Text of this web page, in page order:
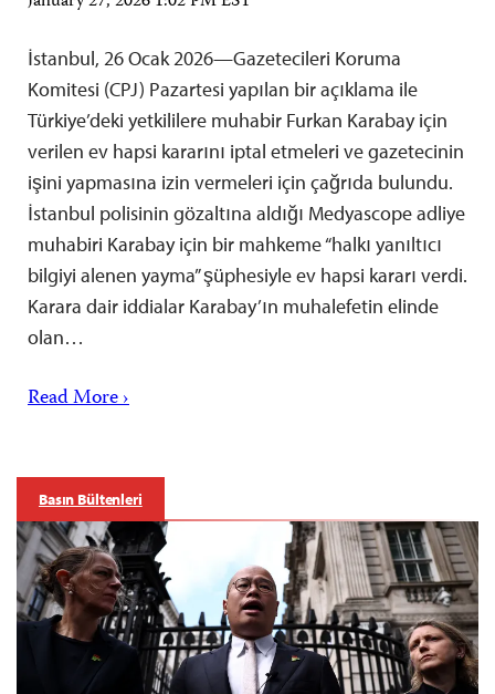
İstanbul, 26 Ocak 2026—Gazetecileri Koruma
Komitesi (CPJ) Pazartesi yapılan bir açıklama ile
Türkiye’deki yetkililere muhabir Furkan Karabay için
verilen ev hapsi kararını iptal etmeleri ve gazetecinin
işini yapmasına izin vermeleri için çağrıda bulundu.
İstanbul polisinin gözaltına aldığı Medyascope adliye
muhabiri Karabay için bir mahkeme “halkı yanıltıcı
bilgiyi alenen yayma” şüphesiyle ev hapsi kararı verdi.
Karara dair iddialar Karabay’ın muhalefetin elinde
olan…
Read More ›
Basın Bültenleri